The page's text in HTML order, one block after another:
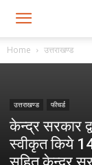
Home उत्तराखण्ड
उत्तराखण्ड फीचर्ड
केन्द्र सरकार
स्वीकृत किये